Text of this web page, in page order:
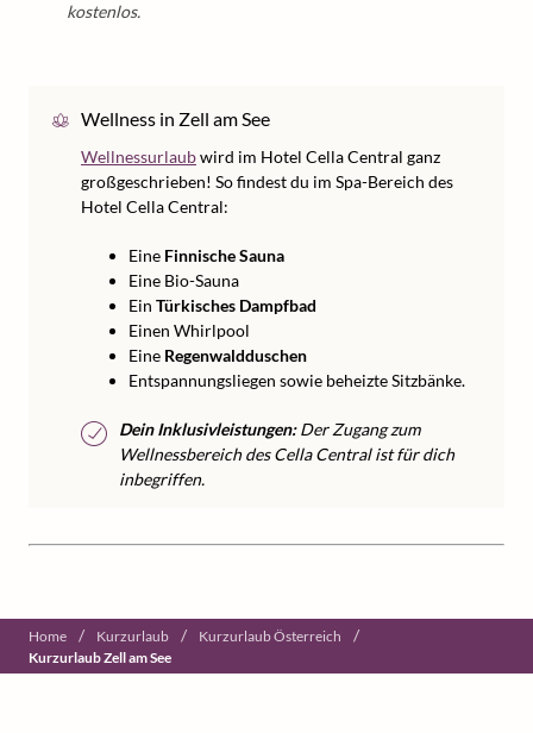
kostenlos.
Wellness in Zell am See
Wellnessurlaubwird im Hotel Cella Central ganz
großgeschrieben! So findest du im Spa-Bereich des
Hotel Cella Central:
Eine Finnische Sauna
Eine Bio-Sauna
Ein Türkisches Dampfbad
Einen Whirlpool
Eine Regenwaldduschen
Entspannungsliegen sowie beheizte Sitzbänke.
Dein Inklusivleistungen:Der Zugang zum
Wellnessbereich des Cella Central ist für dich
inbegriffen.
Home / Kurzurlaub / Kurzurlaub Österreich /
Kurzurlaub Zell am See